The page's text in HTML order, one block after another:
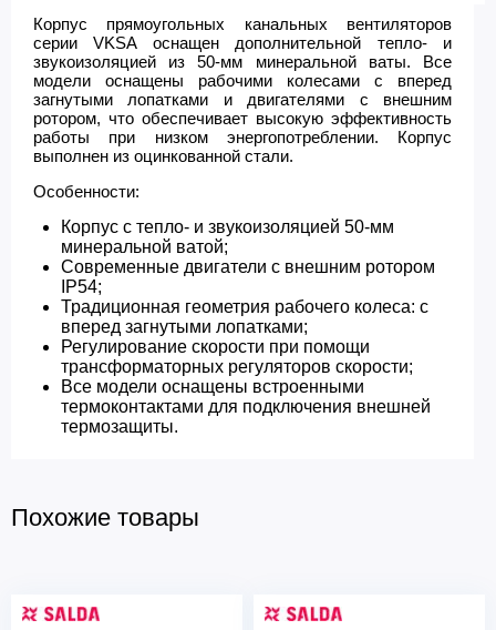
Корпус прямоугольных канальных вентиляторов
серии VKSA оснащен дополнительной тепло- и
звукоизоляцией из 50-мм минеральной ваты. Все
модели оснащены рабочими колесами с вперед
загнутыми лопатками и двигателями с внешним
ротором, что обеспечивает высокую эффективность
работы при низком энергопотреблении. Корпус
выполнен из оцинкованной стали.
Особенности:​
Корпус с тепло- и звукоизоляцией 50-мм
минеральной ватой;
Современные двигатели с внешним ротором
IP54;
Традиционная геометрия рабочего колеса: с
вперед загнутыми лопатками;
Регулирование скорости при помощи
трансформаторных регуляторов скорости;
Все модели оснащены встроенными
термоконтактами для подключения внешней
термозащиты.
Похожие товары